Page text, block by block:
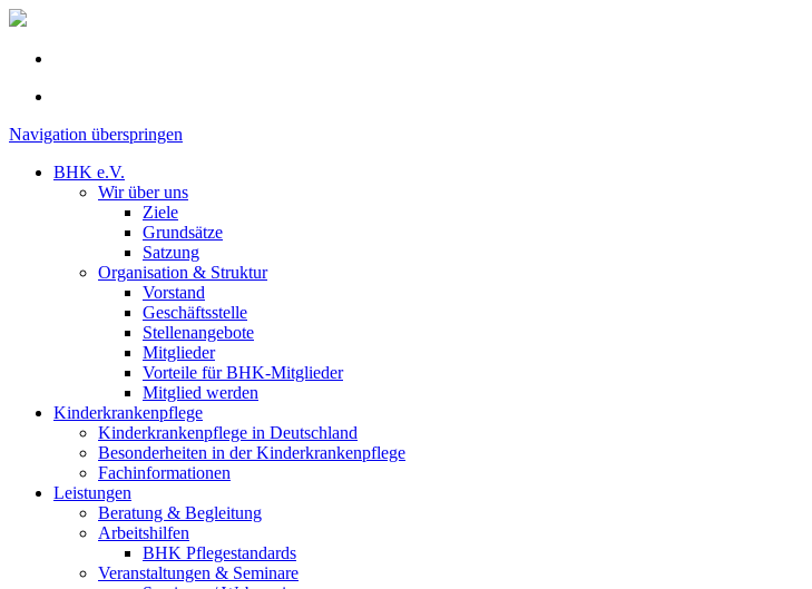
Navigation überspringen
BHK e.V.
Wir über uns
Ziele
Grundsätze
Satzung
Organisation & Struktur
Vorstand
Geschäftsstelle
Stellenangebote
Mitglieder
Vorteile für BHK-Mitglieder
Mitglied werden
Kinderkrankenpflege
Kinderkrankenpflege in Deutschland
Besonderheiten in der Kinderkrankenpflege
Fachinformationen
Leistungen
Beratung & Begleitung
Arbeitshilfen
BHK Pflegestandards
Veranstaltungen & Seminare